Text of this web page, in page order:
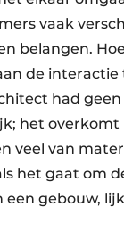
vaak
belangen.
de interactie
had
het overkomt
veel van
het gaat om
gebouw,